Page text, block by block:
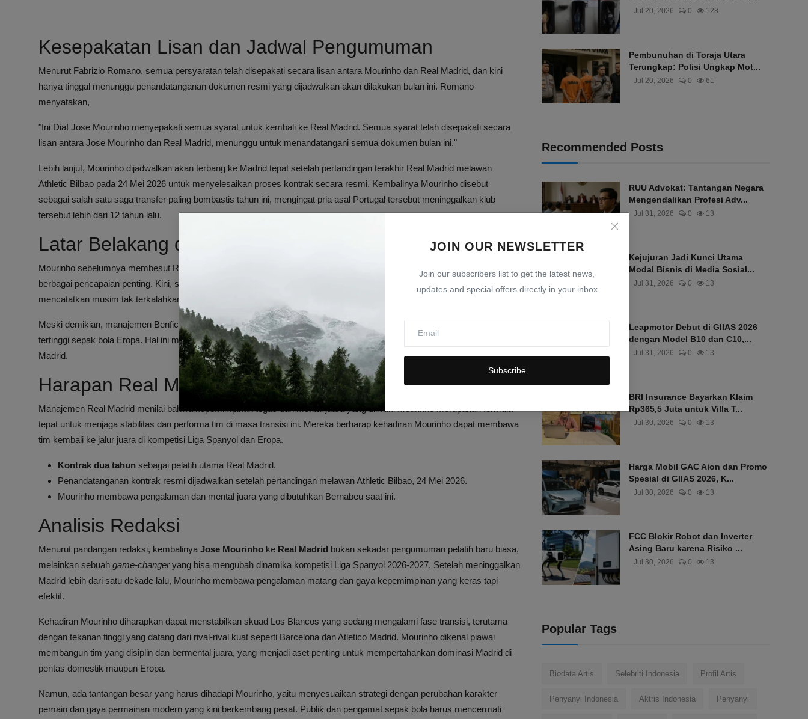
JOIN OUR NEWSLETTER
Join our subscribers list to get the latest news,
updates and special offers directly in your inbox
Subscribe
Kesepakatan Lisan dan Jadwal Pengumuman
Menurut Fabrizio Romano, semua persyaratan telah disepakati secara lisan antara Mourinho dan Real Madrid, dan kini
hanya tinggal menunggu penandatanganan dokumen resmi yang dijadwalkan akan dilakukan bulan ini. Romano
menyatakan,
"Ini Dia! Jose Mourinho menyepakati semua syarat untuk kembali ke Real Madrid. Semua syarat telah disepakati secara
lisan antara Jose Mourinho dan Real Madrid, menunggu untuk menandatangani semua dokumen bulan ini."
Lebih lanjut, Mourinho dijadwalkan akan terbang ke Madrid tepat setelah pertandingan terakhir Real Madrid melawan
Athletic Bilbao pada 24 Mei 2026 untuk menyelesaikan proses kontrak secara resmi. Kembalinya Mourinho disebut
sebagai salah satu saga transfer paling bombastis tahun ini, mengingat pria asal Portugal tersebut meninggalkan klub
tersebut lebih dari 12 tahun lalu.
Latar Belakang dan Kondisi Mourinho Saat Ini
Mourinho sebelumnya membesut Real Madrid pada periode 2010 hingga 2013, di mana ia berhasil membawa klub meraih
berbagai pencapaian penting. Kini, sebelum kembali ke Bernabeu, Mourinho masih terikat kontrak dengan Benfica dan
mencatatkan musim tak terkalahkan di kompetisi domestik Portugal.
Meski demikian, manajemen Benfica dilaporkan memberikan lampu hijau bagi Mourinho untuk melanjutkan karier ke level
tertinggi sepak bola Eropa. Hal ini membuka jalan bagi Mourinho untuk menerima tantangan baru sebagai pelatih Real
Madrid.
Harapan Real Madrid dengan Kembalinya Mourinho
Manajemen Real Madrid menilai bahwa kepemimpinan tegas dan mental juara yang dimiliki Mourinho merupakan formula
tepat untuk menjaga stabilitas dan performa tim di masa transisi ini. Mereka berharap kehadiran Mourinho dapat membawa
tim kembali ke jalur juara di kompetisi Liga Spanyol dan Eropa.
Kontrak dua tahun sebagai pelatih utama Real Madrid.
Penandatanganan kontrak resmi dijadwalkan setelah pertandingan melawan Athletic Bilbao, 24 Mei 2026.
Mourinho membawa pengalaman dan mental juara yang dibutuhkan Bernabeu saat ini.
Analisis Redaksi
Menurut pandangan redaksi, kembalinya Jose Mourinho ke Real Madrid bukan sekadar pengumuman pelatih baru biasa,
melainkan sebuah game-changeryang bisa mengubah dinamika kompetisi Liga Spanyol 2026-2027. Setelah meninggalkan
Madrid lebih dari satu dekade lalu, Mourinho membawa pengalaman matang dan gaya kepemimpinan yang keras tapi
efektif.
Kehadiran Mourinho diharapkan dapat menstabilkan skuad Los Blancos yang sedang mengalami fase transisi, terutama
dengan tekanan tinggi yang datang dari rival-rival kuat seperti Barcelona dan Atletico Madrid. Mourinho dikenal piawai
membangun tim yang disiplin dan bermental juara, yang menjadi aset penting untuk mempertahankan dominasi Madrid di
pentas domestik maupun Eropa.
Namun, ada tantangan besar yang harus dihadapi Mourinho, yaitu menyesuaikan strategi dengan perubahan karakter
pemain dan gaya permainan modern yang kini berkembang pesat. Publik dan pengamat sepak bola harus mencermati
Jul 20, 2026 0 128
Pembunuhan di Toraja Utara
Terungkap: Polisi Ungkap Mot...
Jul 20, 2026 0 61
Recommended Posts
RUU Advokat: Tantangan Negara
Mengendalikan Profesi Adv...
Jul 31, 2026 0 13
Kejujuran Jadi Kunci Utama
Modal Bisnis di Media Sosial...
Jul 31, 2026 0 13
Leapmotor Debut di GIIAS 2026
dengan Model B10 dan C10,...
Jul 31, 2026 0 13
BRI Insurance Bayarkan Klaim
Rp365,5 Juta untuk Villa T...
Jul 30, 2026 0 13
Harga Mobil GAC Aion dan Promo
Spesial di GIIAS 2026, K...
Jul 30, 2026 0 13
FCC Blokir Robot dan Inverter
Asing Baru karena Risiko ...
Jul 30, 2026 0 13
Popular Tags
Biodata Artis Selebriti Indonesia Profil Artis
Penyanyi Indonesia Aktris Indonesia Penyanyi